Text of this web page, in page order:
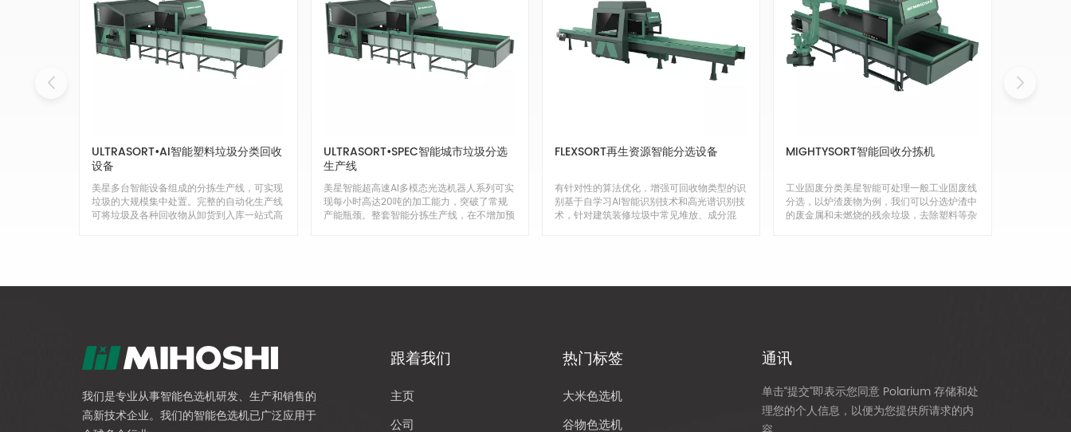
ULTRASORT•AI智能塑料垃圾分类回收
设备
美星多台智能设备组成的分拣生产线，可实现
垃圾的大规模集中处置。完整的自动化生产线
可将垃圾及各种回收物从卸货到入库一站式高
解放出来，大幅降低人员成本和管理风险。针
多种可回收材料，真实识别率>95%，解决了
分拣问题，提高了资源回收的数量和价格。美
生产线设计和实施能力，可以满足不同业主的
需求，实施定制化改造，优化分拣流程，平衡
分拣效率和效果。
ULTRASORT•SPEC智能城市垃圾分选
生产线
美星智能超高速AI多模态光选机器人系列可实
现每小时高达20吨的加工能力，突破了常规
产能瓶颈。整套智能分拣生产线，在不增加预
行高精度识别。塑料整瓶、日用品分拣真实识
同业主的需求并实施定制化改造，优化分选流
程，实现分选效率和效果的良好平衡。
FLEXSORT再生资源智能分选设备
有针对性的算法优化，增强可回收物类型的识
别基于自学习AI智能识别技术和高光谱识别技
术，针对建筑装修垃圾中常见堆放、成分混
率美星智能的高速多用途重型分拣机器人
大、拣选难的问题。 科学的产线规划灵活满
足最终用户的需求美星设备与前端破碎、筛
选效果。久卓基于数十年环保行业经验，拥有
一体化生产线设计和实施能力，可满足不同业
主的需求并实施定制化改造，优化分选流程，
MIGHTYSORT智能回收分拣机
工业固废分类美星智能可处理一般工业固废线
分选，以炉渣废物为例，我们可以分选炉渣中
的废金属和未燃烧的残余垃圾，去除塑料等杂
资源化处理。废旧汽车电池的分类美星智能可
我们是专业从事智能色选机研发、生产和销售的
高新技术企业。我们的智能色选机已广泛应用于
跟着我们
主页
公司
热门标签
大米色选机
谷物色选机
通讯
单击“提交”即表示您同意 Polarium 存储和处
理您的个人信息，以便为您提供所请求的内